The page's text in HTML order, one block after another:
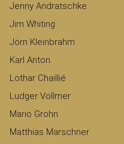
Jenny Andratschke
Jim Whiting
Jörn Kleinbrahm
Karl Anton
Lothar Chaillié
Ludger Vollmer
Mario Grohn
Matthias Marschner